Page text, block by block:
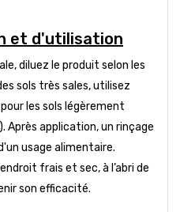
et d'utilisation
diluez le produit selon les
sols très sales, utilisez
les sols légèrement
Après application, un rinçage
usage alimentaire.
frais et sec, à l’abri de
son efficacité.